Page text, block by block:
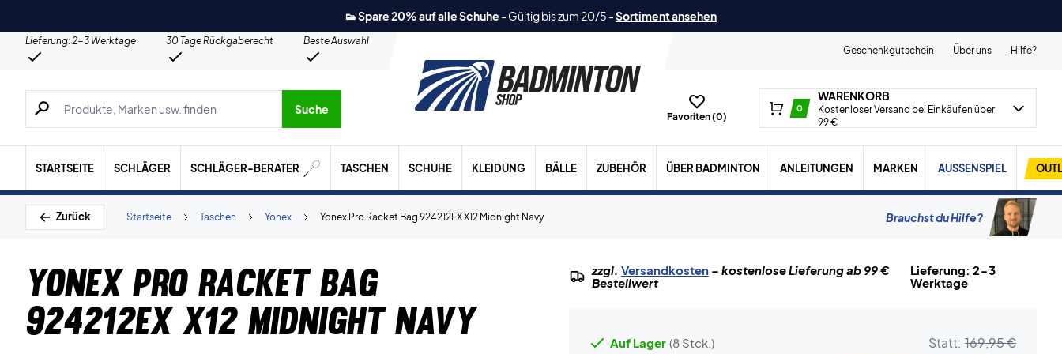
👟 Spare 20% auf alle Schuhe - Gültig bis zum 20/5 -Sortiment ansehen
Lieferung: 2-3 Werktage 30 Tage Rückgaberecht
Beste Auswahl
Geschenkgutschein
Über uns Hilfe?
Suche nach Produkten, Marken usw.
Suche
Favoriten (0)
0
WARENKORB
Kostenloser Versand bei Einkäufen über
99 €
STARTSEITE SCHLÄGER SCHLÄGER-BERATER TASCHEN SCHUHE KLEIDUNG BÄLLE ZUBEHÖR ÜBER BADMINTON ANLEITUNGEN MARKEN AUSSENSPIEL
Zurück Yonex Pro Racket Bag 924212EX X12 Midnight Navy
Yonex
Taschen
Startseite Brauchst du Hilfe?
Yonex Pro Racket Bag
924212EX X12 Midnight Navy
zzgl. Versandkosten– kostenlose Lieferung ab 99 €
Bestellwert
Lieferung: 2-3
Werktage
Auf Lager (8 Stck.) Statt: 169,95 €